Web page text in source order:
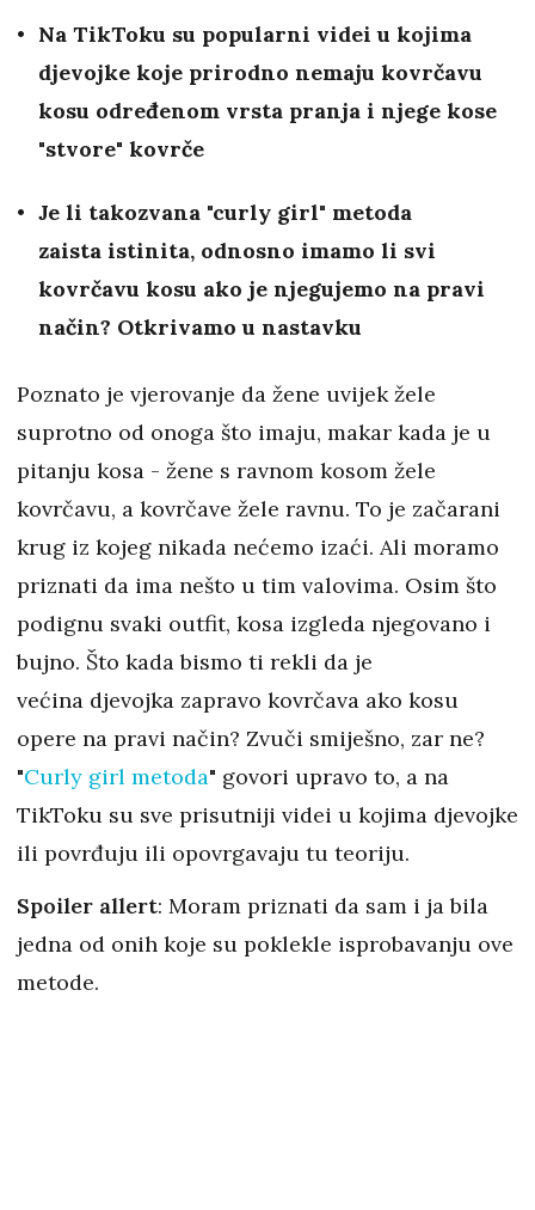
Na TikToku su popularni videi u kojima
djevojke koje prirodno nemaju kovrčavu
kosu određenom vrsta pranja i njege kose
"stvore" kovrče
Je li takozvana "curly girl" metoda
zaista istinita, odnosno imamo li svi
kovrčavu kosu ako je njegujemo na pravi
način? Otkrivamo u nastavku
Poznato je vjerovanje da žene uvijek žele
suprotno od onoga što imaju, makar kada je u
pitanju kosa - žene s ravnom kosom žele
kovrčavu, a kovrčave žele ravnu. To je začarani
krug iz kojeg nikada nećemo izaći. Ali moramo
priznati da ima nešto u tim valovima. Osim što
podignu svaki outfit, kosa izgleda njegovano i
bujno. Što kada bismo ti rekli da je
većina djevojka zapravo kovrčava ako kosu
opere na pravi način? Zvuči smiješno, zar ne?
"Curly girl metoda" govori upravo to, a na
TikToku su sve prisutniji videi u kojima djevojke
ili povrđuju ili opovrgavaju tu teoriju.
Spoiler allert: Moram priznati da sam i ja bila
jedna od onih koje su poklekle isprobavanju ove
metode.